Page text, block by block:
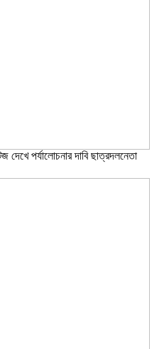
দেখে পর্যালোচনার দাবি ছাত্রদলনেতা